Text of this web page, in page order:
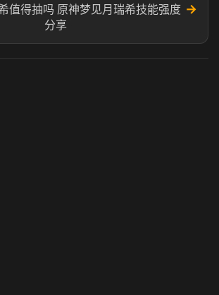
值得抽吗 原神梦见月瑞希技能强度
分享
→